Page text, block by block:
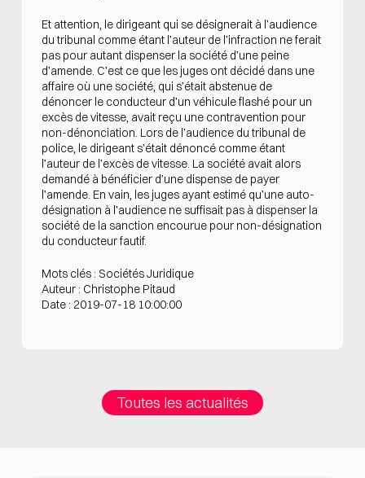
Et attention, le dirigeant qui se désignerait à l’audience
du tribunal comme étant l’auteur de l’infraction ne ferait
pas pour autant dispenser la société d’une peine
d’amende. C’est ce que les juges ont décidé dans une
affaire où une société, qui s’était abstenue de
dénoncer le conducteur d’un véhicule flashé pour un
excès de vitesse, avait reçu une contravention pour
non-dénonciation. Lors de l’audience du tribunal de
police, le dirigeant s’était dénoncé comme étant
l’auteur de l’excès de vitesse. La société avait alors
demandé à bénéficier d’une dispense de payer
l’amende. En vain, les juges ayant estimé qu’une auto-
désignation à l’audience ne suffisait pas à dispenser la
société de la sanction encourue pour non-désignation
du conducteur fautif.
Mots clés : Sociétés Juridique
Auteur : Christophe Pitaud
Date : 2019-07-18 10:00:00
Toutes les actualités